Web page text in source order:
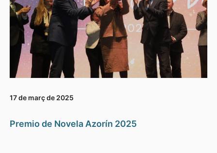
17 de març de 2025
Premio de Novela Azorín 2025